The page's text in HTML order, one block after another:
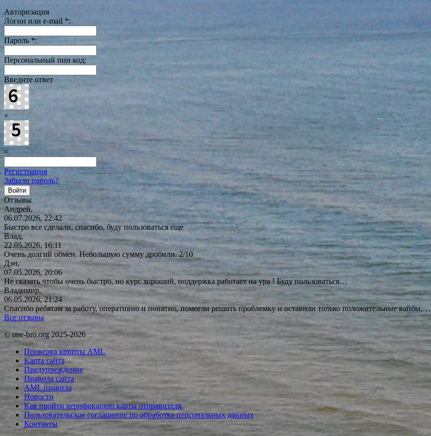
Авторизация
Логин или e-mail *:
Пароль *:
Персональный пин код:
Введите ответ
+
=
Регистрация
Забыли пароль?
Отзывы
Андрей,
06.07.2026, 22:42
Быстро все сделали, спасибо, буду пользоваться еще
Влад,
22.05.2026, 16:11
Очень долгий обмен. Небольшую сумму дробили. 2/10
Дэн,
07.05.2026, 20:06
Не сказать чтобы очень быстро, но курс хороший, поддержка работает на ура ! Буду пользоваться…
Владимир,
06.05.2026, 21:24
Спасибо ребятам за работу, оперативно и понятно, помогли решить проблемку и оставили только положительные вайбы,…
Все отзывы
© one-bro.org 2025-2026
Проверка крипты AML
Карта сайта
Предупреждение
Правила сайта
AML правила
Новости
Как пройти верификацию карты отправителя.
Пользовательское соглашение по обработке персональных данных
Контакты